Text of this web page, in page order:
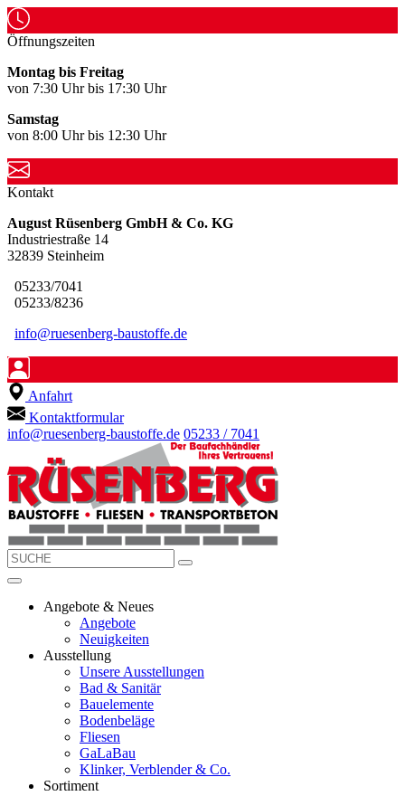
Öffnungszeiten
Montag bis Freitag
von 7:30 Uhr bis 17:30 Uhr
Samstag
von 8:00 Uhr bis 12:30 Uhr
Kontakt
August Rüsenberg GmbH & Co. KG
Industriestraße 14
32839 Steinheim
05233/7041
05233/8236
info@ruesenberg-baustoffe.de
Anfahrt
Kontaktformular
info@ruesenberg-baustoffe.de 05233 / 7041
Angebote & Neues
Angebote
Neuigkeiten
Ausstellung
Unsere Ausstellungen
Bad & Sanitär
Bauelemente
Bodenbeläge
Fliesen
GaLaBau
Klinker, Verblender & Co.
Sortiment